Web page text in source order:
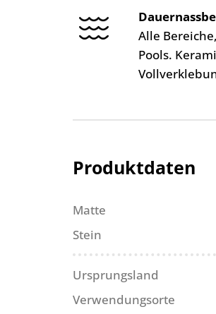
Alle
Pools.
Produktdaten
Matte
Stein
Ursprungsland
Verwendungsorte